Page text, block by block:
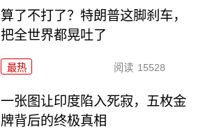
算了不打了？特朗普这脚刹车，
把全世界都晃吐了
最热 阅读 15528
一张图让印度陷入死寂，五枚金
牌背后的终极真相